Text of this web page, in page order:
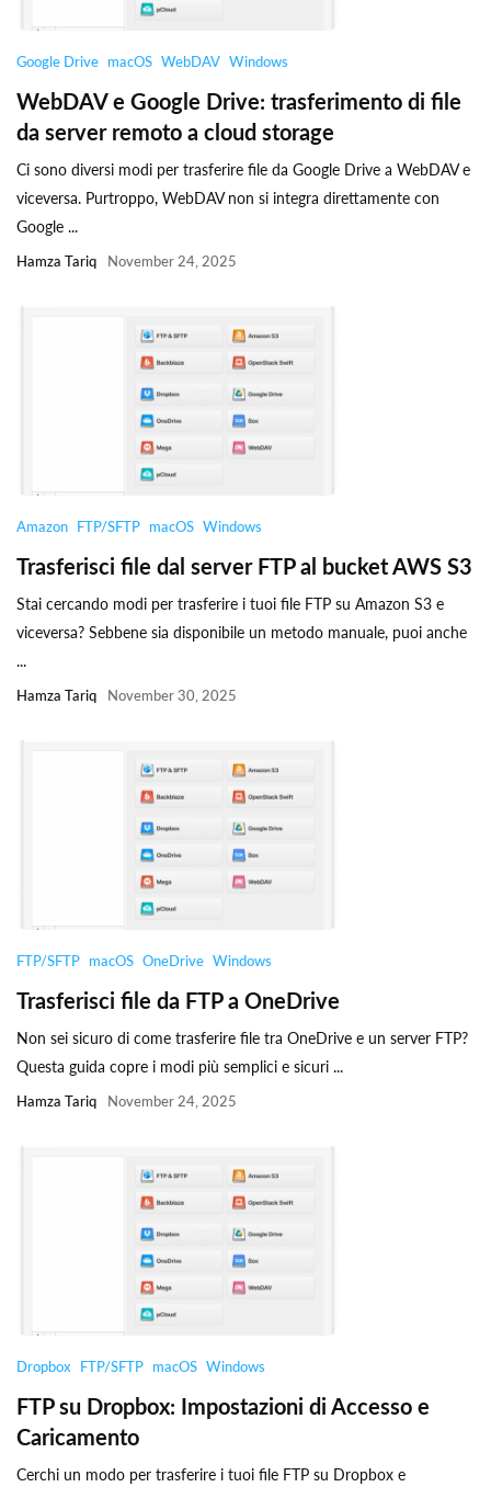
Google Drive macOS WebDAV Windows
WebDAV e Google Drive: trasferimento di file
da server remoto a cloud storage
Ci sono diversi modi per trasferire file da Google Drive a WebDAV e
viceversa. Purtroppo, WebDAV non si integra direttamente con
Google ...
Hamza Tariq November 24, 2025
Amazon FTP/SFTP macOS Windows
Trasferisci file dal server FTP al bucket AWS S3
Stai cercando modi per trasferire i tuoi file FTP su Amazon S3 e
viceversa? Sebbene sia disponibile un metodo manuale, puoi anche
...
Hamza Tariq November 30, 2025
FTP/SFTP macOS OneDrive Windows
Trasferisci file da FTP a OneDrive
Non sei sicuro di come trasferire file tra OneDrive e un server FTP?
Questa guida copre i modi più semplici e sicuri ...
Hamza Tariq November 24, 2025
Dropbox FTP/SFTP macOS Windows
FTP su Dropbox: Impostazioni di Accesso e
Caricamento
Cerchi un modo per trasferire i tuoi file FTP su Dropbox e